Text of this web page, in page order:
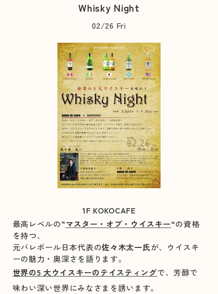
Whisky Night
02/26 Fri
1F KOKOCAFE
最高レベルの”マスター・オブ・ウイスキー“の資格
を持つ、
元バレボール日本代表の佐々木太一氏が、ウイスキ
ーの魅力・奥深さを語ります。
世界の5 大ウイスキーのテイスティングで、芳醇で
味わい深い世界にみなさまを誘います。